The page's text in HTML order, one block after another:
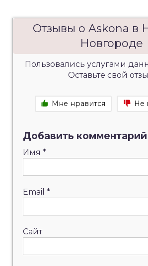
Отзывы о Askona в
Новгороде
Пользовались услугами
Оставьте свой
Мне нравится Не
Добавить комментарий
Имя *
Email *
Сайт